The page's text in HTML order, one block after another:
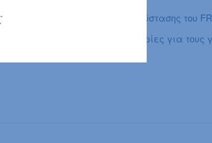
Διατροφής και Ανασύστασης του
και σημαντικές πληροφορίες για τους